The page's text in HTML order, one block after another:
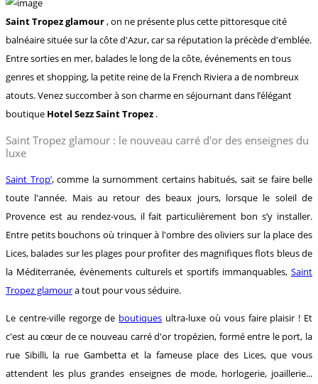
Saint Tropez glamour, on ne présente plus cette pittoresque cité
balnéaire située sur la côte d'Azur, car sa réputation la précède d'emblée.
Entre sorties en mer, balades le long de la côte, événements en tous
genres et shopping, la petite reine de la French Riviera a de nombreux
atouts. Venez succomber à son charme en séjournant dans l’élégant
boutique Hotel Sezz Saint Tropez .
Saint Tropez glamour : le nouveau carré d'or des enseignes du
luxe
Saint Trop’, comme la surnomment certains habitués, sait se faire belle
toute l'année. Mais au retour des beaux jours, lorsque le soleil de
Provence est au rendez-vous, il fait particulièrement bon s’y installer.
Entre petits bouchons où trinquer à l'ombre des oliviers sur la place des
Lices, balades sur les plages pour profiter des magnifiques flots bleus de
la Méditerranée, évènements culturels et sportifs immanquables, Saint
Tropez glamoura tout pour vous séduire.
Le centre-ville regorge de boutiques ultra-luxe où vous faire plaisir ! Et
c'est au cœur de ce nouveau carré d'or tropézien, formé entre le port, la
rue Sibilli, la rue Gambetta et la fameuse place des Lices, que vous
attendent les plus grandes enseignes de mode, horlogerie, joaillerie...